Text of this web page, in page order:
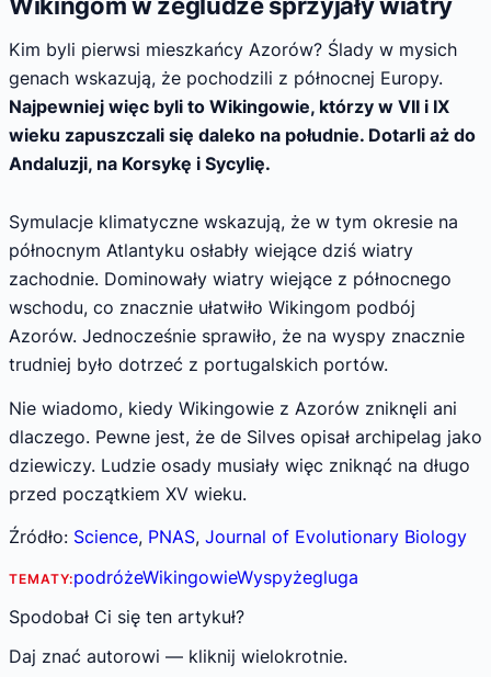
Wikingom w żegludze sprzyjały wiatry
Kim byli pierwsi mieszkańcy Azorów? Ślady w mysich
genach wskazują, że pochodzili z północnej Europy.
Najpewniej więc byli to Wikingowie, którzy w VII i IX
wieku zapuszczali się daleko na południe. Dotarli aż do
Andaluzji, na Korsykę i Sycylię.
Symulacje klimatyczne wskazują, że w tym okresie na
północnym Atlantyku osłabły wiejące dziś wiatry
zachodnie. Dominowały wiatry wiejące z północnego
wschodu, co znacznie ułatwiło Wikingom podbój
Azorów. Jednocześnie sprawiło, że na wyspy znacznie
trudniej było dotrzeć z portugalskich portów.
Nie wiadomo, kiedy Wikingowie z Azorów zniknęli ani
dlaczego. Pewne jest, że de Silves opisał archipelag jako
dziewiczy. Ludzie osady musiały więc zniknąć na długo
przed początkiem XV wieku.
Źródło: Science, PNAS, Journal of Evolutionary Biology
TEMATY:podróżeWikingowieWyspyżegluga
Spodobał Ci się ten artykuł?
Daj znać autorowi — kliknij wielokrotnie.